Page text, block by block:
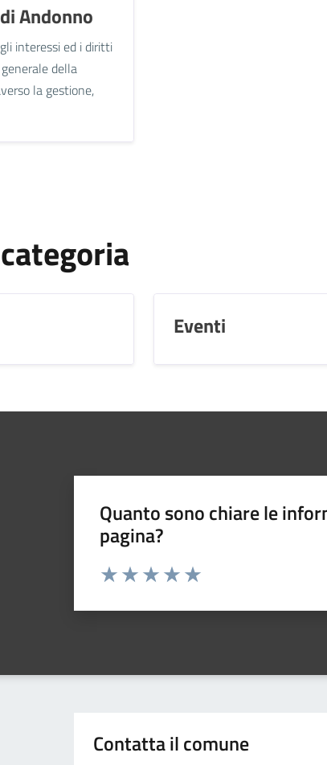
Andonno
interessi ed i diritti
della
la gestione,
Eventi
Quanto sono chiare le
pagina?
Valuta da 1 a 5 stelle la pagina
Contatta il comune